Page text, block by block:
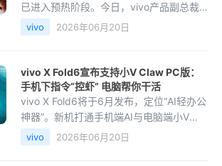
已进入预热阶段。今日，vivo产品副总裁
黄韬表示，X Fold6并不是一款只为办公”
而生的折叠屏手机，而应该是一部方方面
vivo 2026年06月20日
vivo X Fold6宣布支持小V Claw PC版：
手机下指令“控虾” 电脑帮你干活
vivo X Fold6将于6月发布，定位“AI轻办公
神器”。新机打通手机端AI与电脑端小V
Claw PC版，用户可通过手机指令让电脑
自动完成任务，兼容Windows和Mac。小
vivo 2026年06月20日